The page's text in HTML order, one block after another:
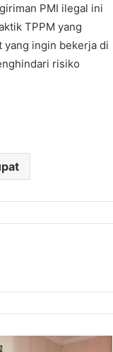
PMI ilegal ini
TPPM yang
yang ingin bekerja di
risiko